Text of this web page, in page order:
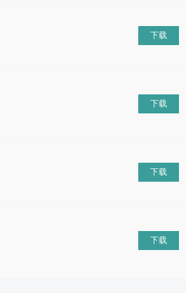
下载
下载
下载
下载